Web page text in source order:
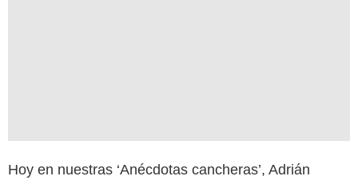
Hoy en nuestras ‘Anécdotas cancheras’, Adrián